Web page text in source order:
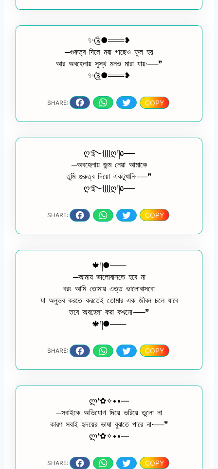
✨༊●═══❥
─গুরুত্ব দিলে মরা গাছেও ফুল হয়
আর অবহেলায় সুস্থ মনও মারা যায়∙──❞
✨༊●═══❥
SHARE: COPY
ღ࿐ɭɭɭɭღ༎۵──
─অবহেলায় জন্ম নেয়া আমাকে
তুমি গুরুত্ব দিয়ো একটুখানি∙──❞
ღ࿐ɭɭɭɭღ༎۵──
SHARE: COPY
🍁༎●───
─আমায় ভালোবাসতে হবে না
বরং আমি তোমায় এত্ত ভালোবাসবো
যা অনুভব করতে করতেই তোমার এক জীবন চলে যাবে
তবে অবহেলা করা কখনো∙──❞
🍁༎●───
SHARE: COPY
ლ❛✿✧••—
─সবাইকে অভিযোগ দিয়ে ভরিয়ে তুলো না
কারণ সবাই হৃদয়ের ভাষা বুঝতে পারে না∙──❞
ლ❛✿✧••—
SHARE: COPY